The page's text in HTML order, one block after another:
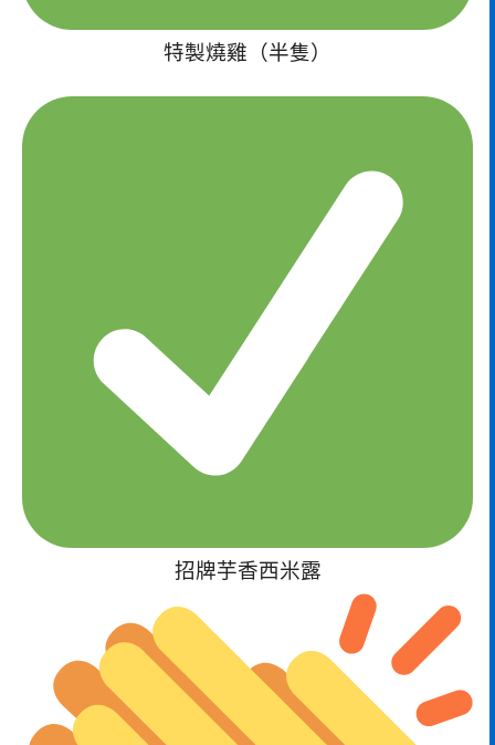
特製燒雞（半隻）
招牌芋香西米露